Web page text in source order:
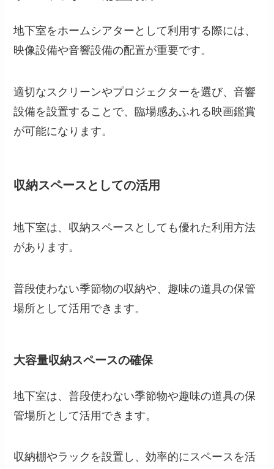
地下室をホームシアターとして利用する際には、
映像設備や音響設備の配置が重要です。
適切なスクリーンやプロジェクターを選び、音響
設備を設置することで、臨場感あふれる映画鑑賞
が可能になります。
収納スペースとしての活用
地下室は、収納スペースとしても優れた利用方法
があります。
普段使わない季節物の収納や、趣味の道具の保管
場所として活用できます。
大容量収納スペースの確保
地下室は、普段使わない季節物や趣味の道具の保
管場所として活用できます。
収納棚やラックを設置し、効率的にスペースを活